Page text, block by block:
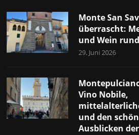
Monte San
überrascht:
und Wein
29. Juni 2026
Vino Nobile,
und den
Ausblicken